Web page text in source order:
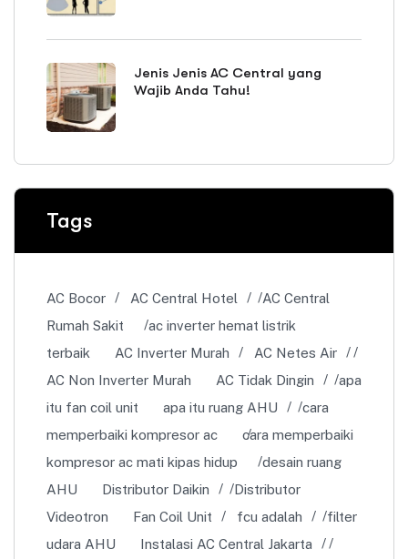
Jenis Jenis AC Central yang
Wajib Anda Tahu!
Tags
AC Bocor AC Central Hotel
AC Central
Rumah Sakit
ac inverter hemat listrik
terbaik
AC Inverter Murah
AC Netes Air
AC Non Inverter Murah
AC Tidak Dingin
apa
itu fan coil unit
apa itu ruang AHU
cara
memperbaiki kompresor ac
cara memperbaiki
kompresor ac mati kipas hidup
desain ruang
AHU
Distributor Daikin
Distributor
Videotron
Fan Coil Unit fcu adalah
filter
udara AHU
Instalasi AC Central Jakarta